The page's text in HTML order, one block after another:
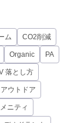
ム CO2削減
Organic PA
落とし方
アウトドア
ニティ